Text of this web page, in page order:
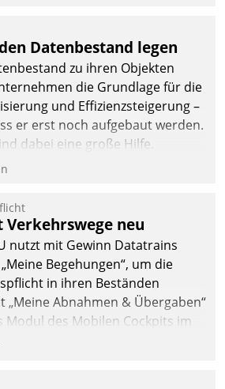
Datenbestand legen
zu ihren Objekten
die Grundlage für die
und Effizienzsteigerung –
er erst noch aufgebaut werden.
dabei eine große Hilfe.
Verkehrswege neu
nutzt mit Gewinn Datatrains
Begehungen“, um die
in ihren Beständen
„Meine Abnahmen & Übergaben“
Modul des Mobilen Cockpits im